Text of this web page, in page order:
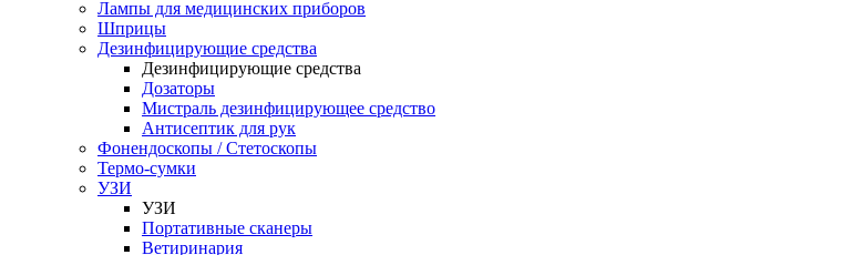
Лампы для медицинских приборов
Шприцы
Дезинфицирующие средства
Дезинфицирующие средства
Дозаторы
Мистраль дезинфицирующее средство
Антисептик для рук
Фонендоскопы / Стетоскопы
Термо-сумки
УЗИ
УЗИ
Портативные сканеры
Ветиринария